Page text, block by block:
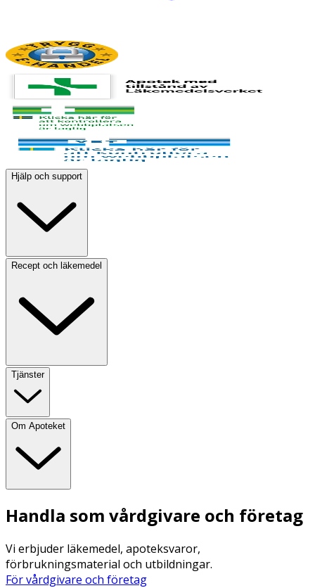
Hjälp och support
Recept och läkemedel
Tjänster
Om Apoteket
Handla som vårdgivare och företag
Vi erbjuder läkemedel, apoteksvaror,
förbrukningsmaterial och utbildningar.
För vårdgivare och företag